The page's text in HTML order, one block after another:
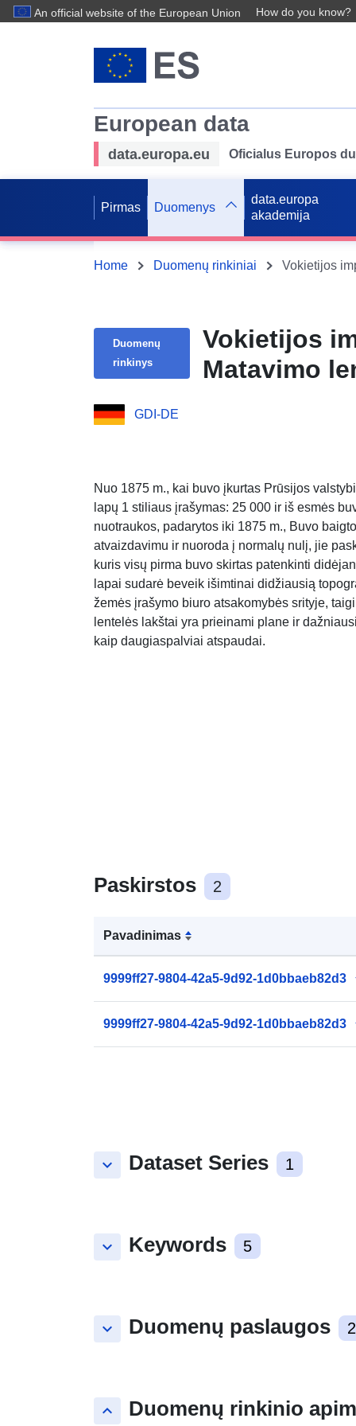
An official website of the European Union How do you know?
European data
data.europa.eu Oficialus Europos
Pirmas Duomenys
data.europa
akademija
Home Duomenų rinkiniai
Duomenų
rinkinys
Vokietijos
Matavimo
GDI-DE
Nuo 1875 m., kai buvo įkurtas Prūsijos
lapų 1 stiliaus įrašymas: 25 000 ir iš esmės
nuotraukos, padarytos iki 1875 m., Buvo
atvaizdavimu ir nuoroda į normalų nulį, jie
kuris visų pirma buvo skirtas patenkinti
lapai sudarė beveik išimtinai didžiausią
žemės įrašymo biuro atsakomybės srityje,
lentelės lakštai yra prieinami plane ir
kaip daugiaspalviai atspaudai.
Paskirstos 2
Pavadinimas
9999ff27-9804-42a5-9d92-1d0bbaeb82d3
9999ff27-9804-42a5-9d92-1d0bbaeb82d3
keyboard_arrow_down Dataset Series 1
keyboard_arrow_down Keywords 5
keyboard_arrow_down Duomenų paslaugos 2
keyboard_arrow_up Duomenų rinkinio